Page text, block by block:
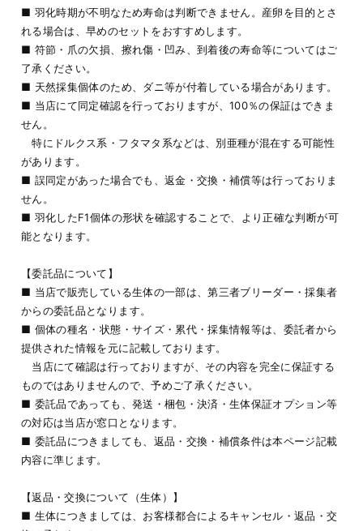
■ 羽化時期が不明なため寿命は判断できません。産卵を目的とさ
れる場合は、早めのセットをおすすめします。
■ 符節・爪の欠損、擦れ傷・凹み、到着後の寿命等についてはご
了承ください。
■ 天然採集個体のため、ダニ等が付着している場合があります。
■ 当店にて同定確認を行っておりますが、100％の保証はできま
せん。
特にドルクス系・フタマタ系などは、別亜種が混在する可能性
があります。
■ 誤同定があった場合でも、返金・交換・補償等は行っておりま
せん。
■ 羽化したF1個体の形状を確認することで、より正確な判断が可
能となります。
【委託品について】
■ 当店で販売している生体の一部は、第三者ブリーダー・採集者
からの委託品となります。
■ 個体の種名・状態・サイズ・累代・採集情報等は、委託者から
提供された情報を元に記載しております。
当店にて確認は行っておりますが、その内容を完全に保証する
ものではありませんので、予めご了承ください。
■ 委託品であっても、発送・梱包・決済・生体保証オプション等
の対応は当店が窓口となります。
■ 委託品につきましても、返品・交換・補償条件は本ページ記載
内容に準じます。
【返品・交換について（生体）】
■ 生体につきましては、お客様都合によるキャンセル・返品・交